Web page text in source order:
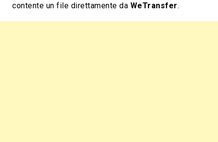
contente un file direttamente da WeTransfer.